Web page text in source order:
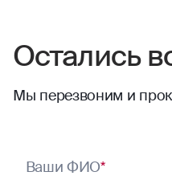
Остались
Мы перезвоним и
Ваши ФИО*